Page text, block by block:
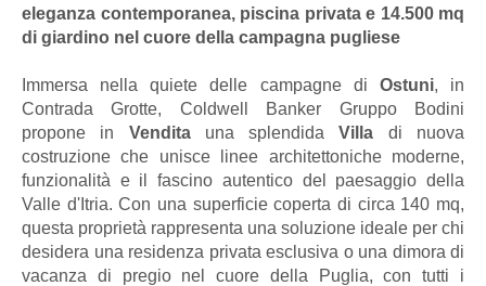
eleganza contemporanea, piscina privata e 14.500 mq
di giardino nel cuore della campagna pugliese
Immersa nella quiete delle campagne di Ostuni, in
Contrada Grotte, Coldwell Banker Gruppo Bodini
propone in Venditauna splendidaVilla di nuova
costruzione che unisce linee architettoniche moderne,
funzionalità e il fascino autentico del paesaggio della
Valle d'Itria. Con una superficie coperta di circa 140 mq,
questa proprietà rappresenta una soluzione ideale per chi
desidera una residenza privata esclusiva o una dimora di
vacanza di pregio nel cuore della Puglia, con tutti i